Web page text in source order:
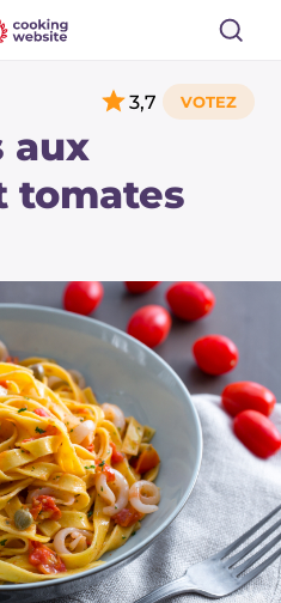
aux
tomates
3,7